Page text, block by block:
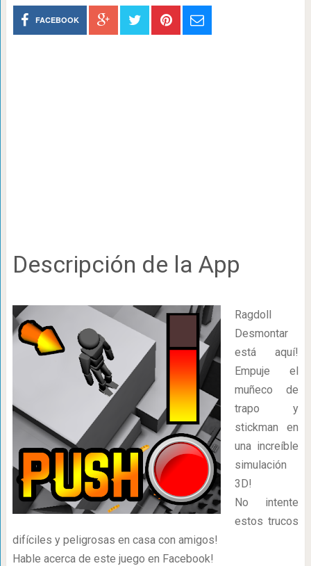
FACEBOOK
Descripción de la App
Ragdoll
Desmontar
está aquí!
Empuje el
muñeco de
trapo y
stickman en
una increíble
simulación
3D!
No intente
estos trucos
difíciles y peligrosas en casa con amigos!
Hable acerca de este juego en Facebook!